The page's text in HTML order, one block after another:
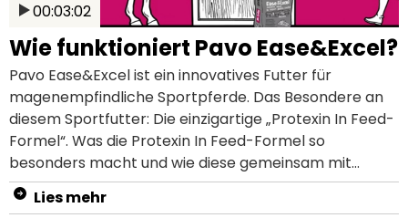
00:03:02
Wie funktioniert Pavo Ease&Excel?
Pavo Ease&Excel ist ein innovatives Futter für
magenempfindliche Sportpferde. Das Besondere an
diesem Sportfutter: Die einzigartige „Protexin In Feed-
Formel“. Was die Protexin In Feed-Formel so
besonders macht und wie diese gemeinsam mit
anderen wertvollen Inhaltsstoffen den
Verdauungstrakt deines Sportpferdes unterstützt,
Lies mehr